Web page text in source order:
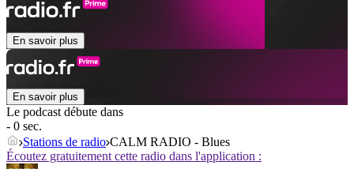
En savoir plus
En savoir plus
Le podcast débute dans
- 0 sec.
Stations de radio CALM RADIO - Blues
Écoutez gratuitement cette radio dans l'application :